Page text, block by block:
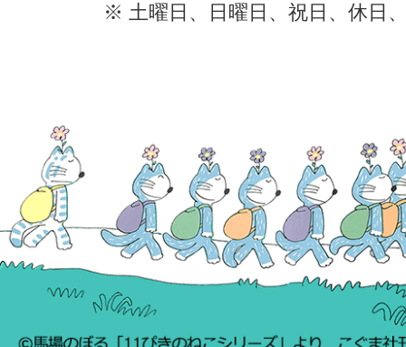
※ 土曜日、日曜日、祝日、休日